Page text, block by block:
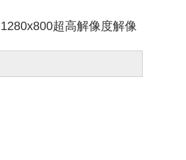
超高解像度解像